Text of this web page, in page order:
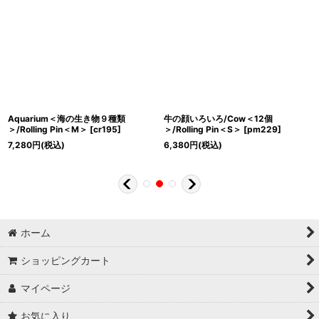
Aquarium＜海の生き物９種類
＞/Rolling Pin＜M＞ [cr195]
7,280円(税込)
牛の顔いろいろ/Cow＜12個
＞/Rolling Pin＜S＞ [pm229]
6,380円(税込)
ホーム
ショッピングカート
マイページ
お気に入り